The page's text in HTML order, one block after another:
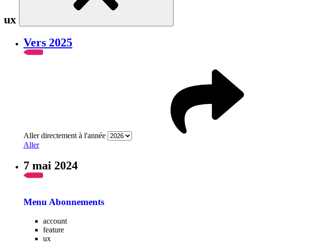
ux
Vers 2025
Aller directement à l'année
Aller
7 mai 2024
Menu Abonnements
account
feature
ux